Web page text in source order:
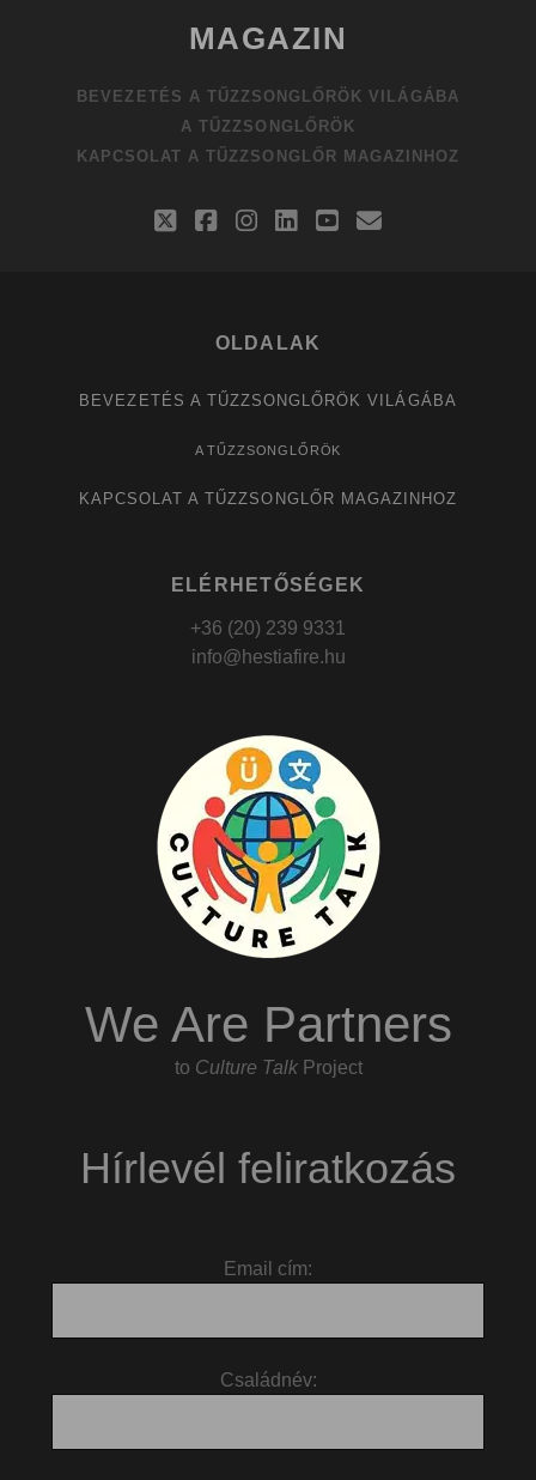
MAGAZIN
BEVEZETÉS A TŰZZSONGLŐRÖK VILÁGÁBA
A TŰZZSONGLŐRÖK
KAPCSOLAT A TŰZZSONGLŐR MAGAZINHOZ
twitterfacebook
instagram
linkedin
youtube
email
OLDALAK
BEVEZETÉS A TŰZZSONGLŐRÖK VILÁGÁBA
A TŰZZSONGLŐRÖK
KAPCSOLAT A TŰZZSONGLŐR MAGAZINHOZ
ELÉRHETŐSÉGEK
+36 (20) 239 9331
info@hestiafire.hu
We Are Partners
to Culture TalkProject
Hírlevél feliratkozás
Email cím:
Családnév: